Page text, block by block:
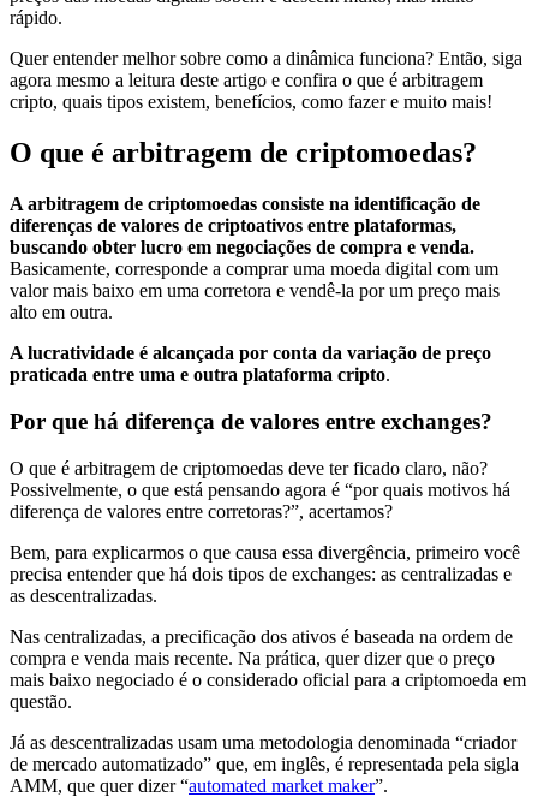
rápido.
Quer entender melhor sobre como a dinâmica funciona? Então, siga
agora mesmo a leitura deste artigo e confira o que é arbitragem
cripto, quais tipos existem, benefícios, como fazer e muito mais!
O que é arbitragem de criptomoedas?
A arbitragem de criptomoedas consiste na identificação de
diferenças de valores de criptoativos entre plataformas,
buscando obter lucro em negociações de compra e venda.
Basicamente, corresponde a comprar uma moeda digital com um
valor mais baixo em uma corretora e vendê-la por um preço mais
alto em outra.
A lucratividade é alcançada por conta da variação de preço
praticada entre uma e outra plataforma cripto.
Por que há diferença de valores entre exchanges?
O que é arbitragem de criptomoedas deve ter ficado claro, não?
Possivelmente, o que está pensando agora é “por quais motivos há
diferença de valores entre corretoras?”, acertamos?
Bem, para explicarmos o que causa essa divergência, primeiro você
precisa entender que há dois tipos de exchanges: as centralizadas e
as descentralizadas.
Nas centralizadas, a precificação dos ativos é baseada na ordem de
compra e venda mais recente. Na prática, quer dizer que o preço
mais baixo negociado é o considerado oficial para a criptomoeda em
questão.
Já as descentralizadas usam uma metodologia denominada “criador
de mercado automatizado” que, em inglês, é representada pela sigla
AMM, que quer dizer “automated market maker”.